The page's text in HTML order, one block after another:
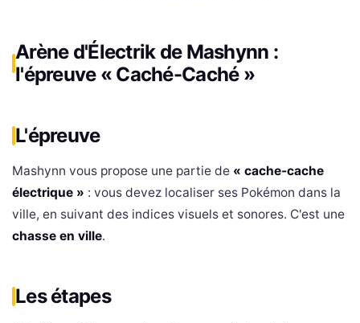
Arène d'Électrik de Mashynn :
l'épreuve « Caché-Caché »
L'épreuve
Mashynn vous propose une partie de « cache-cache
électrique » : vous devez localiser ses Pokémon dans la
ville, en suivant des indices visuels et sonores. C'est une
chasse en ville.
Les étapes